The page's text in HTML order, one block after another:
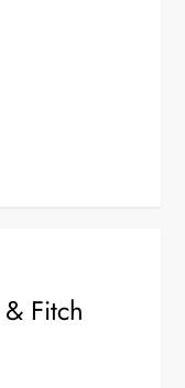
Fitch